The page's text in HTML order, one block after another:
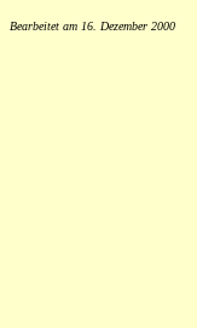
Bearbeitet am 16. Dezember 2000